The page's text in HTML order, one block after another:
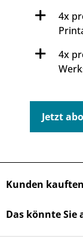
4x
4x
Jetzt
Kunden
Das könnte Sie